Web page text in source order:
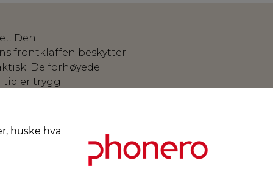
huske hva
Den
frontklaffen beskytter
De forhøyede
er trygg.
dekselets overflate